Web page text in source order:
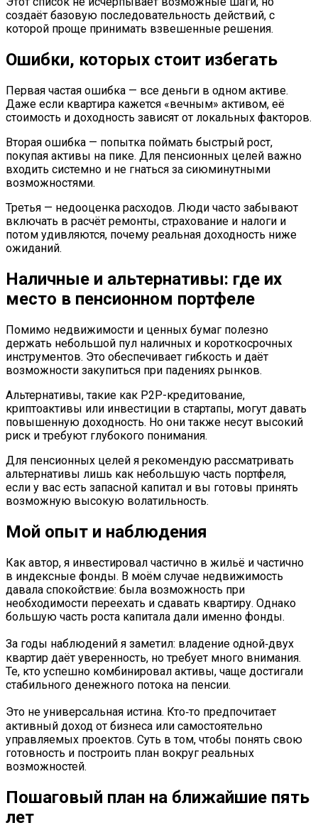
создаёт базовую последовательность действий, с
которой проще принимать взвешенные решения.
Ошибки, которых стоит избегать
Первая частая ошибка — все деньги в одном активе.
Даже если квартира кажется «вечным» активом, её
стоимость и доходность зависят от локальных факторов.
Вторая ошибка — попытка поймать быстрый рост,
покупая активы на пике. Для пенсионных целей важно
входить системно и не гнаться за сиюминутными
возможностями.
Третья — недооценка расходов. Люди часто забывают
включать в расчёт ремонты, страхование и налоги и
потом удивляются, почему реальная доходность ниже
ожиданий.
Наличные и альтернативы: где их
место в пенсионном портфеле
Помимо недвижимости и ценных бумаг полезно
держать небольшой пул наличных и короткосрочных
инструментов. Это обеспечивает гибкость и даёт
возможности закупиться при падениях рынков.
Альтернативы, такие как P2P-кредитование,
криптоактивы или инвестиции в стартапы, могут давать
повышенную доходность. Но они также несут высокий
риск и требуют глубокого понимания.
Для пенсионных целей я рекомендую рассматривать
альтернативы лишь как небольшую часть портфеля,
если у вас есть запасной капитал и вы готовы принять
возможную высокую волатильность.
Мой опыт и наблюдения
Как автор, я инвестировал частично в жильё и частично
в индексные фонды. В моём случае недвижимость
давала спокойствие: была возможность при
необходимости переехать и сдавать квартиру. Однако
большую часть роста капитала дали именно фонды.
За годы наблюдений я заметил: владение одной‑двух
квартир даёт уверенность, но требует много внимания.
Те, кто успешно комбинировал активы, чаще достигали
стабильного денежного потока на пенсии.
Это не универсальная истина. Кто‑то предпочитает
активный доход от бизнеса или самостоятельно
управляемых проектов. Суть в том, чтобы понять свою
готовность и построить план вокруг реальных
возможностей.
Пошаговый план на ближайшие пять
лет